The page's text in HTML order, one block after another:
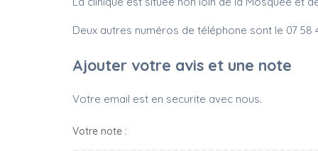
Deux autres numéros de téléphone sont le 07 58
Ajouter votre avis et une note
Votre email est en securite avec nous.
Votre note :